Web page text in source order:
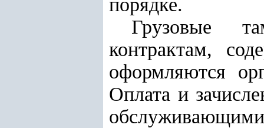
порядке.
Грузовые
контрактам,
оформляются
Оплата и
обслуживающими